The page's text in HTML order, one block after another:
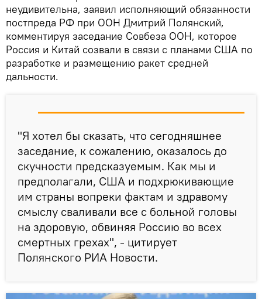
неудивительна, заявил исполняющий обязанности
постпреда РФ при ООН Дмитрий Полянский,
комментируя заседание Совбеза ООН, которое
Россия и Китай созвали в связи с планами США по
разработке и размещению ракет средней
дальности.
"Я хотел бы сказать, что сегодняшнее
заседание, к сожалению, оказалось до
скучности предсказуемым. Как мы и
предполагали, США и подхрюкивающие
им страны вопреки фактам и здравому
смыслу сваливали все с больной головы
на здоровую, обвиняя Россию во всех
смертных грехах", - цитирует
Полянского РИА Новости.